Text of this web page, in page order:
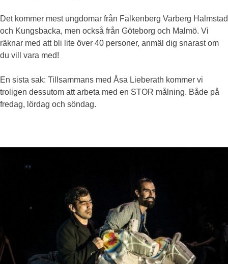
Det kommer mest ungdomar från Falkenberg Varberg Halmstad
och Kungsbacka, men också från Göteborg och Malmö. Vi
räknar med att bli lite över 40 personer, anmäl dig snarast om
du vill vara med!
En sista sak: Tillsammans med Åsa Lieberath kommer vi
troligen dessutom att arbeta med en STOR målning. Både på
fredag, lördag och söndag.